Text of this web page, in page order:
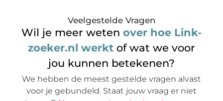
Veelgestelde Vragen
Wil je meer weten over hoe Link-
zoeker.nl werkt of wat we voor
jou kunnen betekenen?
We hebben de meest gestelde vragen alvast
voor je gebundeld. Staat jouw vraag er niet